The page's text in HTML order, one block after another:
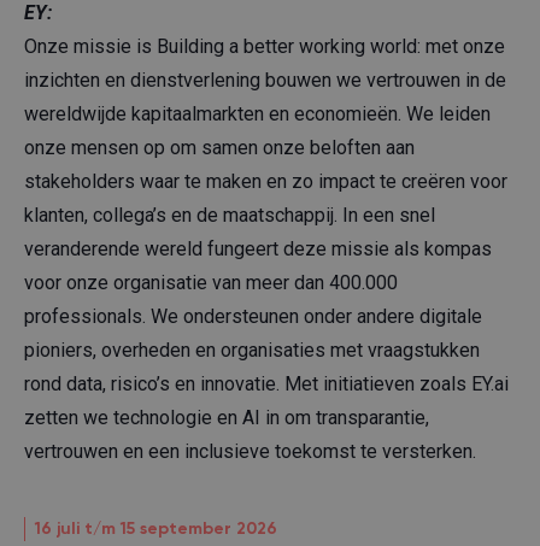
EY:
Onze missie is Building a better working world: met onze
inzichten en dienstverlening bouwen we vertrouwen in de
wereldwijde kapitaalmarkten en economieën. We leiden
onze mensen op om samen onze beloften aan
stakeholders waar te maken en zo impact te creëren voor
klanten, collega’s en de maatschappij. In een snel
veranderende wereld fungeert deze missie als kompas
voor onze organisatie van meer dan 400.000
professionals. We ondersteunen onder andere digitale
pioniers, overheden en organisaties met vraagstukken
rond data, risico’s en innovatie. Met initiatieven zoals EY.ai
zetten we technologie en AI in om transparantie,
vertrouwen en een inclusieve toekomst te versterken.
16 juli t/m 15 september 2026